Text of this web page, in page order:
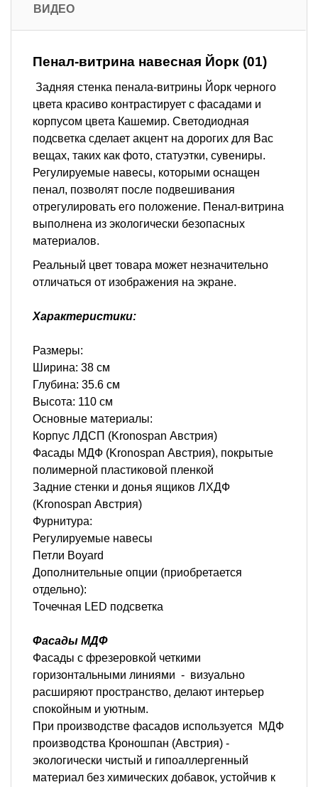
ВИДЕО
Пенал-витрина навесная Йорк (01)
Задняя стенка пенала-витрины Йорк черного
цвета красиво контрастирует с фасадами и
корпусом цвета Кашемир. Светодиодная
подсветка сделает акцент на дорогих для Вас
вещах, таких как фото, статуэтки, сувениры.
Регулируемые навесы, которыми оснащен
пенал, позволят после подвешивания
отрегулировать его положение. Пенал-витрина
выполнена из экологически безопасных
материалов.
Реальный цвет товара может незначительно
отличаться от изображения на экране.
Характеристики:
Размеры:
Ширина: 38 см
Глубина: 35.6 см
Высота: 110 см
Основные материалы:
Корпус ЛДСП (Kronospan Австрия)
Фасады МДФ (Kronospan Австрия), покрытые
полимерной пластиковой пленкой
Задние стенки и донья ящиков ЛХДФ
(Kronospan Австрия)
Фурнитура:
Регулируемые навесы
Петли Boyard
Дополнительные опции (приобретается
отдельно):
Точечная LED подсветка
Фасады МДФ
Фасады с фрезеровкой четкими
горизонтальными линиями - визуально
расширяют пространство, делают интерьер
спокойным и уютным.
При производстве фасадов используется МДФ
производства Кроношпан (Австрия) -
экологически чистый и гипоаллергенный
материал без химических добавок, устойчив к